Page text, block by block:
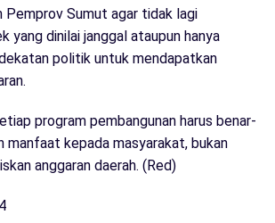
Pemprov Sumut agar tidak lagi
yang dinilai janggal ataupun hanya
politik untuk mendapatkan
program pembangunan harus benar-
manfaat kepada masyarakat, bukan
anggaran daerah. (Red)